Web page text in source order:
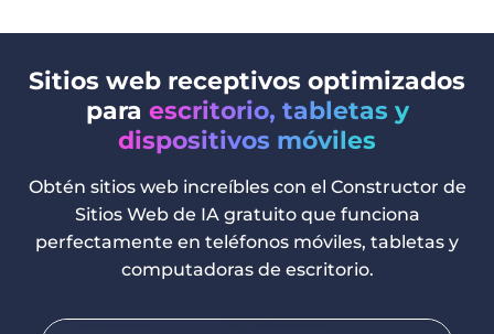
Sitios web receptivos optimizados
para escritorio, tabletas y
dispositivos móviles
Obtén sitios web increíbles con el Constructor de
Sitios Web de IA gratuito que funciona
perfectamente en teléfonos móviles, tabletas y
computadoras de escritorio.